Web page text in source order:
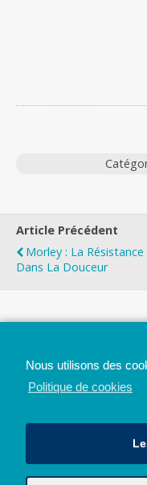
Article Précédent
Morley : La Résistance
Dans La Douceur
Nous utilisons des
Politique de cookies